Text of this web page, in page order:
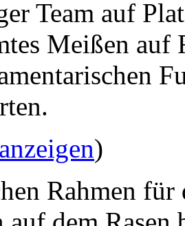
Team auf
Meißen auf
)
Rahmen